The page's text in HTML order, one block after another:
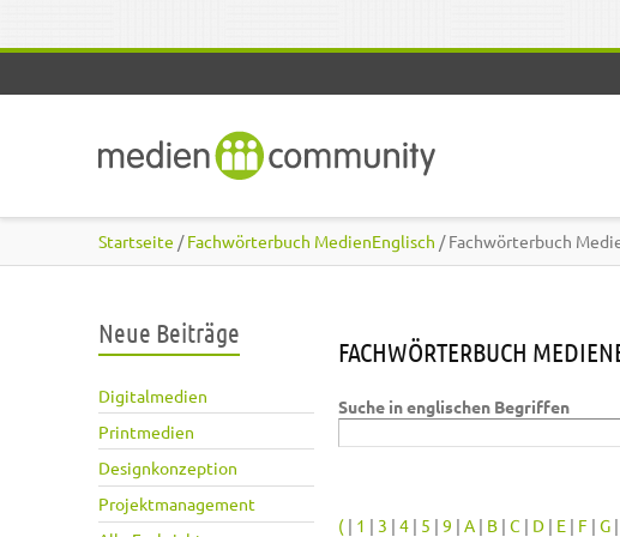
Startseite /Fachwörterbuch MedienEnglisch / Fachwörterbuch
Neue Beiträge
Digitalmedien
Printmedien
Designkonzeption
Projektmanagement
FACHWÖRTERBUCH
Suche in englischen Begriffen
( | 1 | 3 | 4 | 5 | 9 | A | B | C | D | E | F | G |